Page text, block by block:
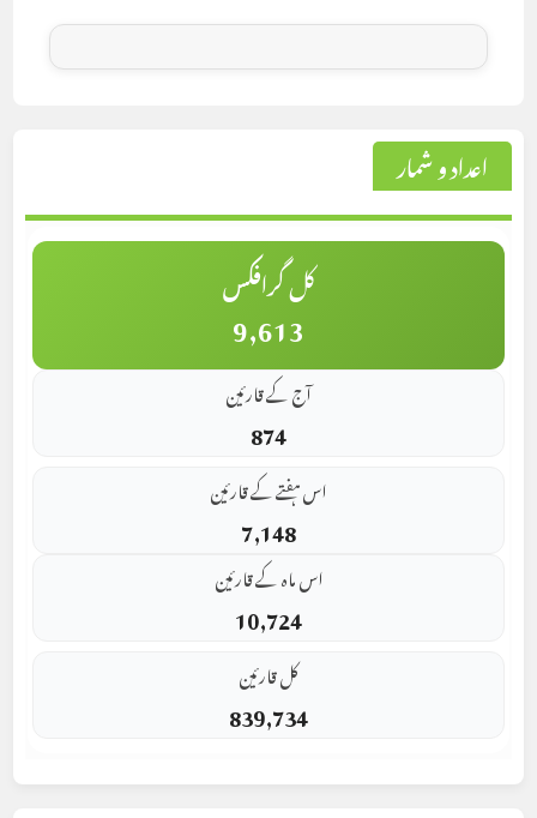
اعداد و شمار
کل گرافکس
9,613
آج کے قارئین
874
اس ہفتے کے قارئین
7,148
اس ماہ کے قارئین
10,724
کل قارئین
839,734